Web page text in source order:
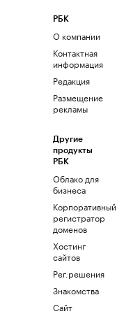
РБК
О компании
Контактная
информация
Редакция
Размещение
рекламы
Другие
продукты
РБК
Облако для
бизнеса
Корпоративный
регистратор
доменов
Хостинг
сайтов
Рег.решения
Знакомства
Сайт